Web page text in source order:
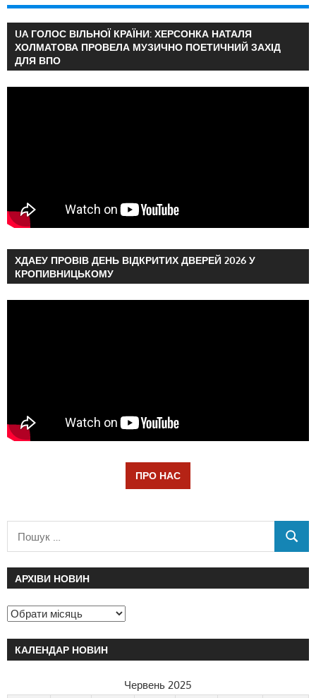
UA ГОЛОС ВІЛЬНОЇ КРАЇНИ: ХЕРСОНКА НАТАЛЯ
ХОЛМАТОВА ПРОВЕЛА МУЗИЧНО ПОЕТИЧНИЙ ЗАХІД
ДЛЯ ВПО
ХДАЕУ ПРОВІВ ДЕНЬ ВІДКРИТИХ ДВЕРЕЙ 2026 У
КРОПИВНИЦЬКОМУ
ПРО НАС
АРХІВИ НОВИН
КАЛЕНДАР НОВИН
Червень 2025